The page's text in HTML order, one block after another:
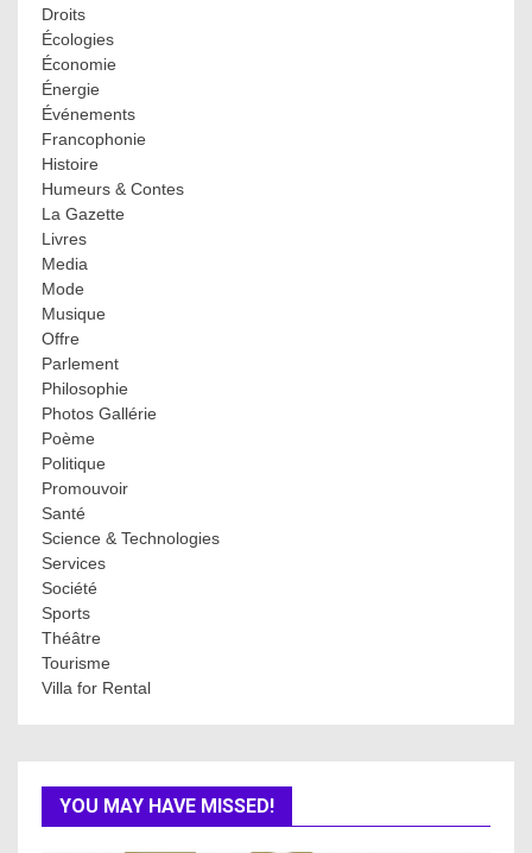
Droits
Écologies
Économie
Énergie
Événements
Francophonie
Histoire
Humeurs & Contes
La Gazette
Livres
Media
Mode
Musique
Offre
Parlement
Philosophie
Photos Gallérie
Poème
Politique
Promouvoir
Santé
Science & Technologies
Services
Société
Sports
Théâtre
Tourisme
Villa for Rental
YOU MAY HAVE MISSED!